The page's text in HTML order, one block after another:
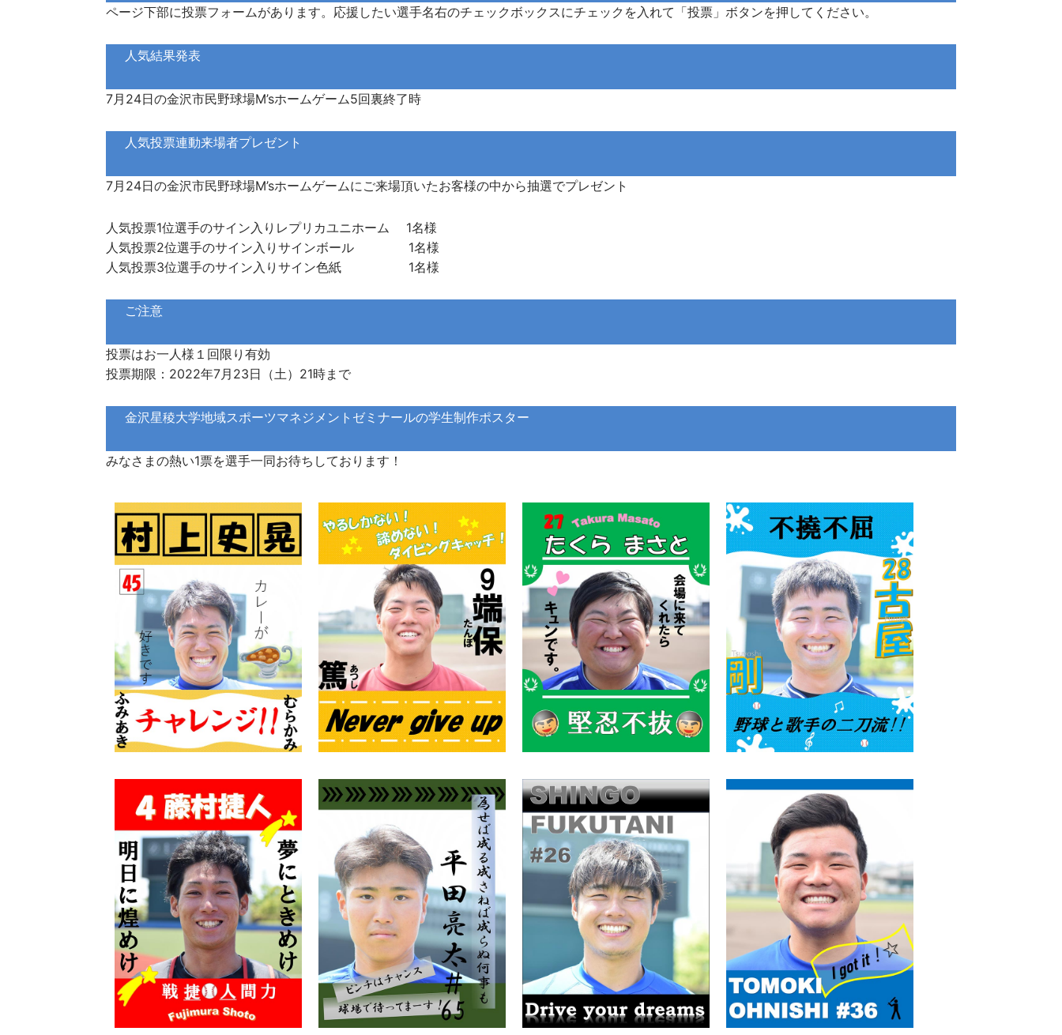
ページ下部に投票フォームがあります。応援したい選手名右のチェックボックスにチェックを入れて「投票」ボタンを押してください。
人気結果発表
7月24日の金沢市民野球場M’sホームゲーム5回裏終了時
人気投票連動来場者プレゼント
7月24日の金沢市民野球場M’sホームゲームにご来場頂いたお客様の中から抽選でプレゼント
人気投票1位選手のサイン入りレプリカユニホーム 1名様
人気投票2位選手のサイン入りサインボール 1名様
人気投票3位選手のサイン入りサイン色紙 1名様
ご注意
投票はお一人様１回限り有効
投票期限：2022年7月23日（土）21時まで
金沢星稜大学地域スポーツマネジメントゼミナールの学生制作ポスター
みなさまの熱い1票を選手一同お待ちしております！